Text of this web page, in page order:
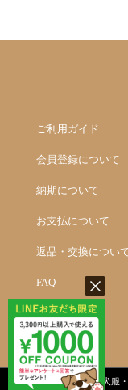
ご利用ガイド
会員登録について
納期について
お支払について
返品・交換につい
FAQ
copyright (c)犬服